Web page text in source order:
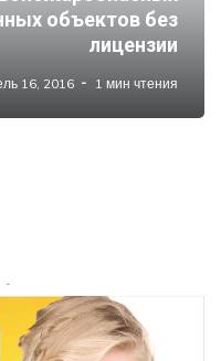
объектов без
лицензии
16, 2016 1 мин чтения
-